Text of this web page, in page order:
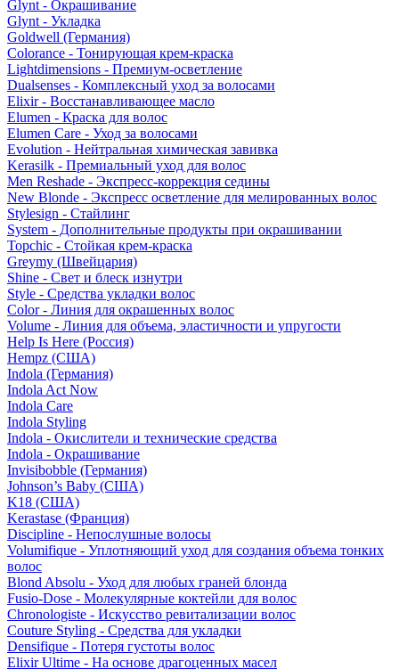
Glynt - Окрашивание
Glynt - Укладка
Goldwell (Германия)
Colorance - Тонирующая крем-краска
Lightdimensions - Премиум-осветление
Dualsenses - Комплексный уход за волосами
Elixir - Восстанавливающее масло
Elumen - Краска для волос
Elumen Care - Уход за волосами
Evolution - Нейтральная химическая завивка
Kerasilk - Премиальный уход для волос
Men Reshade - Экспресс-коррекция седины
New Blonde - Экспресс осветление для мелированных волос
Stylesign - Стайлинг
System - Дополнительные продукты при окрашивании
Topchic - Стойкая крем-краска
Greymy (Швейцария)
Shine - Свет и блеск изнутри
Style - Средства укладки волос
Color - Линия для окрашенных волос
Volume - Линия для объема, эластичности и упругости
Help Is Here (Россия)
Hempz (США)
Indola (Германия)
Indola Act Now
Indola Care
Indola Styling
Indola - Окислители и технические средства
Indola - Окрашивание
Invisibobble (Германия)
Johnson’s Baby (США)
K18 (США)
Kerastase (Франция)
Discipline - Непослушные волосы
Volumifique - Уплотняющий уход для создания объема тонких
волос
Blond Absolu - Уход для любых граней блонда
Fusio-Dose - Молекулярные коктейли для волос
Chronologiste - Искусство ревитализации волос
Couture Styling - Средства для укладки
Densifique - Потеря густоты волос
Elixir Ultime - На основе драгоценных масел